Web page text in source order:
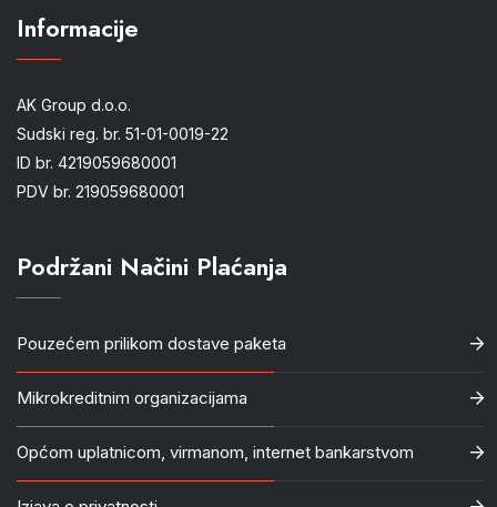
Informacije
AK Group d.o.o.
Sudski reg. br. 51-01-0019-22
ID br. 4219059680001
PDV br. 219059680001
Podržani Načini Plaćanja
Pouzećem prilikom dostave paketa
Mikrokreditnim organizacijama
Općom uplatnicom, virmanom, internet bankarstvom